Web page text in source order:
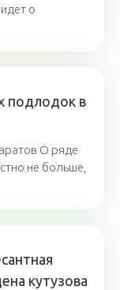
о
подлодок в
О ряде
не больше,
кутузова